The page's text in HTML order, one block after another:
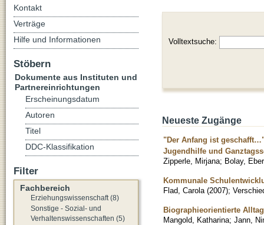
Volltextsuche:
Neueste Zugänge
"Der Anfang ist
Jugendhilfe und
Zipperle, Mirjana; Bolay,
Kommunale
Flad, Carola (2007);
Biographieorientierte
Mangold, Katharina; Jann,
Kontakt
Verträge
Hilfe und Informationen
Stöbern
Dokumente aus Instituten und
Partnereinrichtungen
Erscheinungsdatum
Autoren
Titel
DDC-Klassifikation
Filter
Fachbereich
Erziehungswissenschaft (8)
Sonstige - Sozial- und
Verhaltenswissenschaften (5)